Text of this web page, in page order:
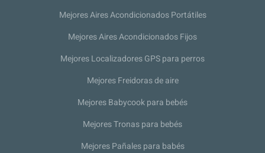
Mejores Aires Acondicionados Portátiles
Mejores Aires Acondicionados Fijos
Mejores Localizadores GPS para perros
Mejores Freidoras de aire
Mejores Babycook para bebés
Mejores Tronas para bebés
Mejores Pañales para babés